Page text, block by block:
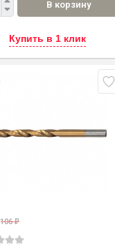
В корзину
Купить в 1 клик
106₽